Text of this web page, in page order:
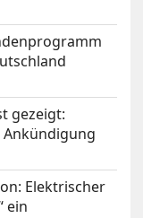
gezeigt:
Elektrischer
ein